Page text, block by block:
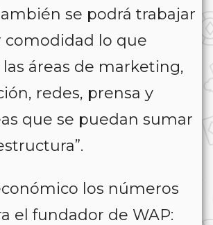
se podrá trabajar
comodidad lo que
áreas de marketing,
redes, prensa y
que se puedan sumar
los números
el fundador de WAP: